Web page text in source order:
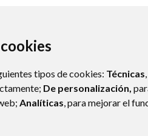
tipos de cookies: Técnicas
De personalización,
Analíticas, para mejorar el